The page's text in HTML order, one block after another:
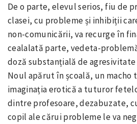
De o parte, elevul serios, fiu de
clasei, cu probleme și inhibiții
non-comunicării, va recurge în
cealalată parte, vedeta-
doză substanțială de
Noul apărut în școală, un
imaginația erotică a tuturor
dintre profesoare, dezabuzate,
copil ale cărui probleme le va